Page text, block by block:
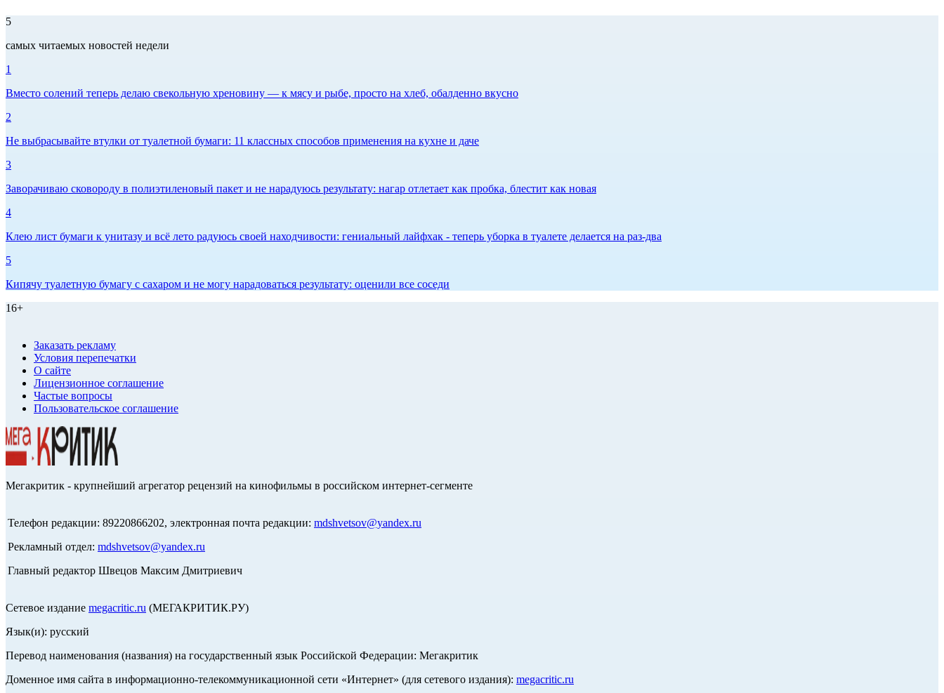
5
самых читаемых новостей недели
1
Вместо солений теперь делаю свекольную хреновину — к мясу и рыбе, просто на хлеб, обалденно вкусно
2
Не выбрасывайте втулки от туалетной бумаги: 11 классных способов применения на кухне и даче
3
Заворачиваю сковороду в полиэтиленовый пакет и не нарадуюсь результату: нагар отлетает как пробка, блестит как новая
4
Клею лист бумаги к унитазу и всё лето радуюсь своей находчивости: гениальный лайфхак - теперь уборка в туалете делается на раз-два
5
Кипячу туалетную бумагу с сахаром и не могу нарадоваться результату: оценили все соседи
16+
Заказать рекламу
Условия перепечатки
О сайте
Лицензионное соглашение
Частые вопросы
Пользовательское соглашение
Мегакритик - крупнейший агрегатор рецензий на кинофильмы в российском интернет-сегменте
Телефон редакции: 89220866202, электронная почта редакции: mdshvetsov@yandex.ru
Рекламный отдел: mdshvetsov@yandex.ru
Главный редактор Швецов Максим Дмитриевич
Сетевое издание megacritic.ru (МЕГАКРИТИК.РУ)
Язык(и): русский
Перевод наименования (названия) на государственный язык Российской Федерации: Мегакритик
Доменное имя сайта в информационно-телекоммуникационной сети «Интернет» (для сетевого издания): megacritic.ru